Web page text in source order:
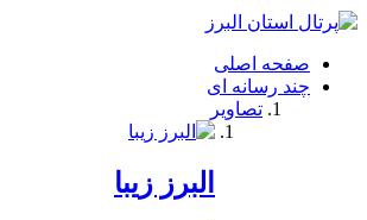
فصد
شرق
تهران
خشکشویی
صفحه اصلی
چند رسانه ای
تصاویر
البرز زیبا